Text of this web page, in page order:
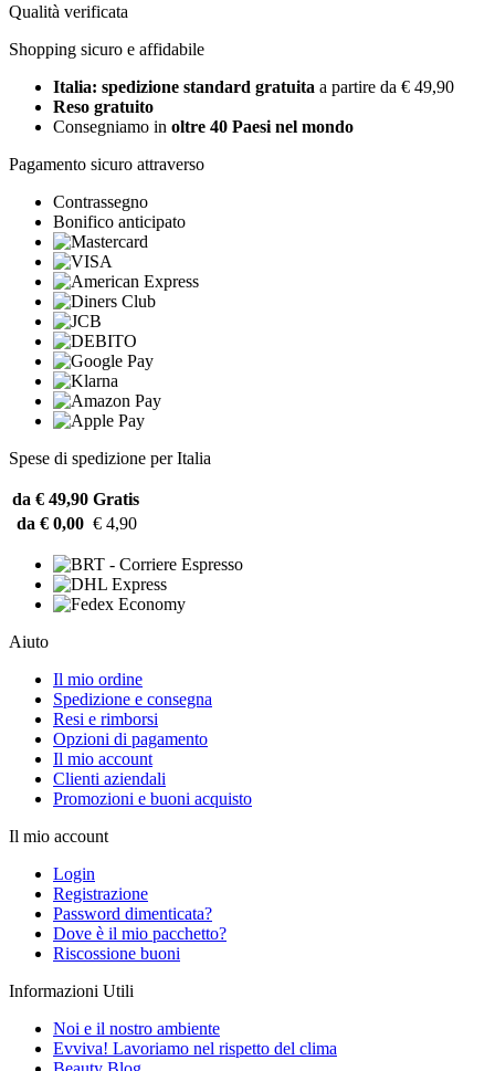
Qualità verificata
Shopping sicuro e affidabile
Italia: spedizione standard gratuita a partire da € 49,90
Reso gratuito
Consegniamo in oltre 40 Paesi nel mondo
Pagamento sicuro attraverso
Contrassegno
Bonifico anticipato
Spese di spedizione per Italia
da € 49,90 Gratis
da € 0,00 € 4,90
Aiuto
Il mio ordine
Spedizione e consegna
Resi e rimborsi
Opzioni di pagamento
Il mio account
Clienti aziendali
Promozioni e buoni acquisto
Il mio account
Login
Registrazione
Password dimenticata?
Dove è il mio pacchetto?
Riscossione buoni
Informazioni Utili
Noi e il nostro ambiente
Evviva! Lavoriamo nel rispetto del clima